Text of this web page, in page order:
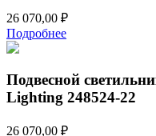
26 070,00 ₽
Подробнее
Подвесной
Lighting 248524-22
26 070,00 ₽